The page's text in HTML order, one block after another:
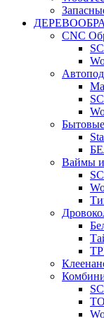
CNC
Ваймы